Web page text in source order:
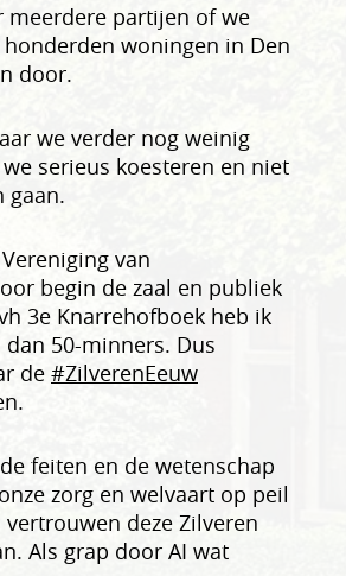
meerdere partijen of we
woningen in Den
door.
we verder nog weinig
serieus koesteren en niet
gaan.
van
begin de zaal en publiek
3e Knarrehofboek heb ik
50-minners. Dus
de #ZilverenEeuw
feiten en de wetenschap
zorg en welvaart op peil
deze Zilveren
Als grap door AI wat